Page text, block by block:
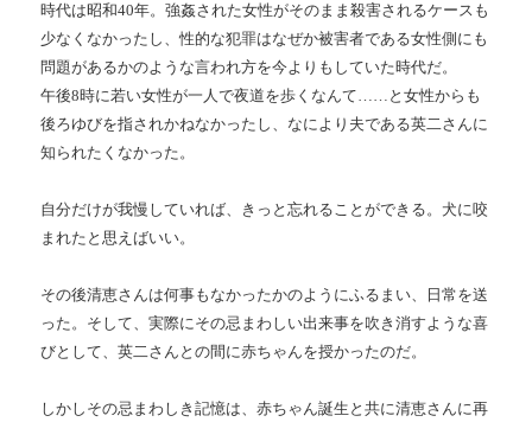
時代は昭和40年。強姦された女性がそのまま殺害されるケースも
少なくなかったし、性的な犯罪はなぜか被害者である女性側にも
問題があるかのような言われ方を今よりもしていた時代だ。
午後8時に若い女性が一人で夜道を歩くなんて……と女性からも
後ろゆびを指されかねなかったし、なにより夫である英二さんに
知られたくなかった。
自分だけが我慢していれば、きっと忘れることができる。犬に咬
まれたと思えばいい。
その後清恵さんは何事もなかったかのようにふるまい、日常を送
った。そして、実際にその忌まわしい出来事を吹き消すような喜
びとして、英二さんとの間に赤ちゃんを授かったのだ。
しかしその忌まわしき記憶は、赤ちゃん誕生と共に清恵さんに再